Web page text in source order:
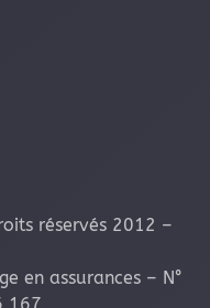
réservés 2012 –
en assurances – N°